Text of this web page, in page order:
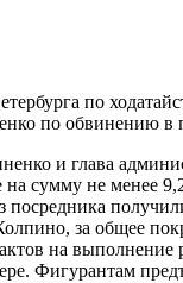
по
по обвинению в
и глава
сумму не менее
посредника
за общее
на
Фигурантам